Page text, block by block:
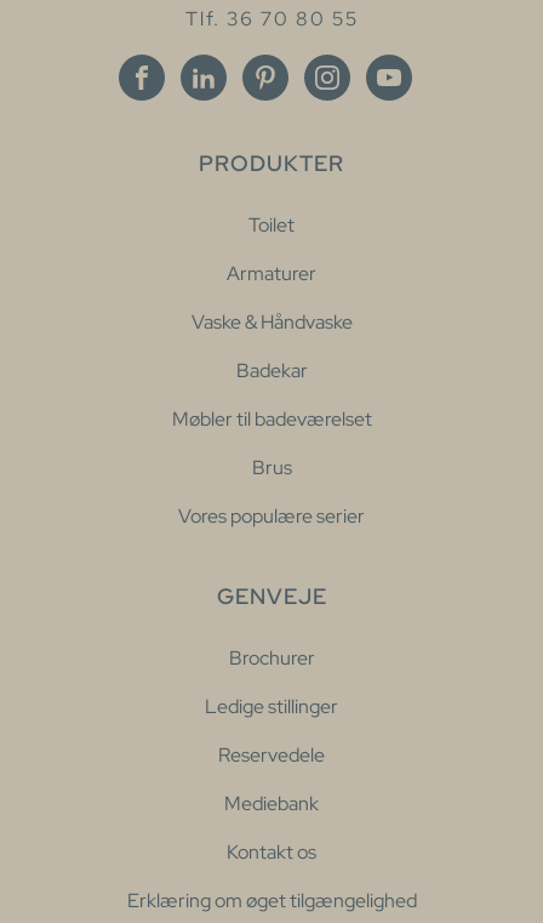
Tlf. 36 70 80 55
PRODUKTER
Toilet
Armaturer
Vaske & Håndvaske
Badekar
Møbler til badeværelset
Brus
Vores populære serier
GENVEJE
Brochurer
Ledige stillinger
Reservedele
Mediebank
Kontakt os
Erklæring om øget tilgængelighed